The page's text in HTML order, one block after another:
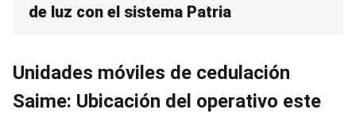
de luz con el sistema Patria
Unidades móviles de cedulación
Saime: Ubicación del operativo este